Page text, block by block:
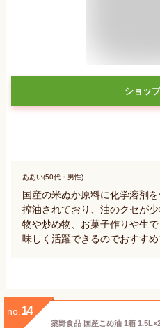
ショッ
ああい(50代・男性)
国産の米ぬか原料に化学溶剤
搾油されており、油のクセが
物や炒め物、お菓子作りや生
味しく活躍できるのでおすすめ
no. 14